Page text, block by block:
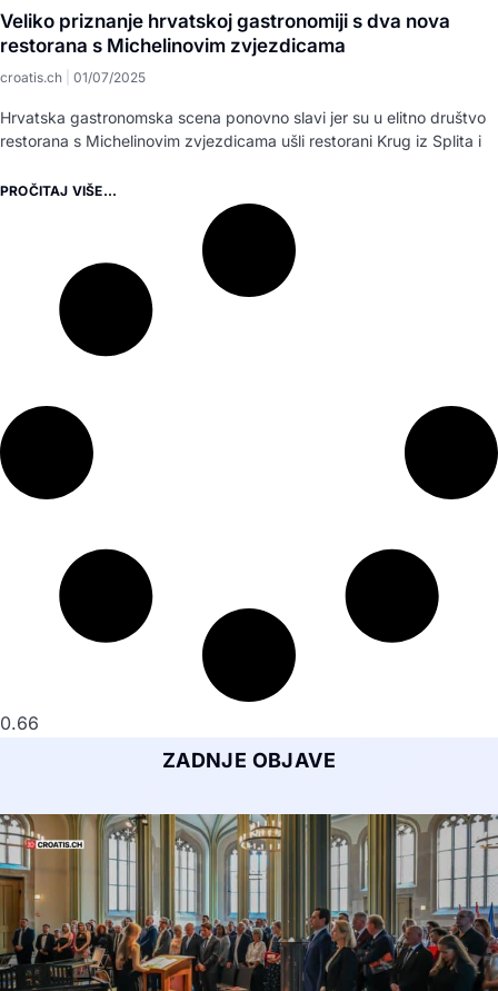
Veliko priznanje hrvatskoj gastronomiji s dva nova
restorana s Michelinovim zvjezdicama
croatis.ch 01/07/2025
Hrvatska gastronomska scena ponovno slavi jer su u elitno društvo
restorana s Michelinovim zvjezdicama ušli restorani Krug iz Splita i
PROČITAJ VIŠE...
ZADNJE OBJAVE